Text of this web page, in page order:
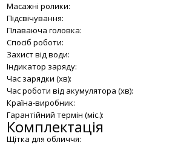
Масажні ролики:
Підсвічування:
Плаваюча головка:
Спосіб роботи:
Захист від води:
Індикатор заряду:
Час зарядки (хв):
Час роботи від акумулятора (хв):
Країна-виробник:
Гарантійний термін (міс.):
Комплектація
Щітка для обличчя: